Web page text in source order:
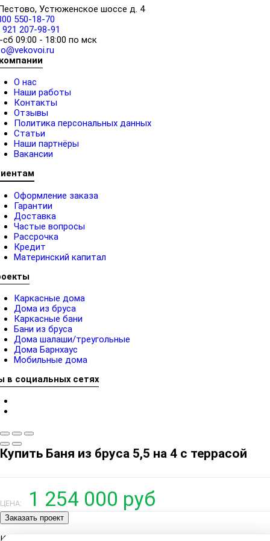
Устюженское шоссе д. 4
550-18-70
921 207-98-91
сб 09:00 - 18:00 по мск
О нас
Наши работы
Контакты
Отзывы
Политика персональных данных
Статьи
Наши партнёры
Вакансии
Оформление заказа
Гарантии
Доставка
Частые вопросы
Рассрочка
Кредит
Материнский капитал
Каркасные дома
Дома из бруса
Каркасные бани
Бани из бруса
Дома шалаши/треугольные
Дома Барнхаус
Мобильные дома
в социальных сетях
Купить Баня из бруса 5,5 на 4 с террасой
ЦЕНА: 1 254 000 руб
Заказать проект